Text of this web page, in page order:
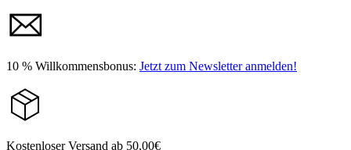
10 % Willkommensbonus: Jetzt zum Newsletter anmelden!
Kostenloser Versand ab 50,00€